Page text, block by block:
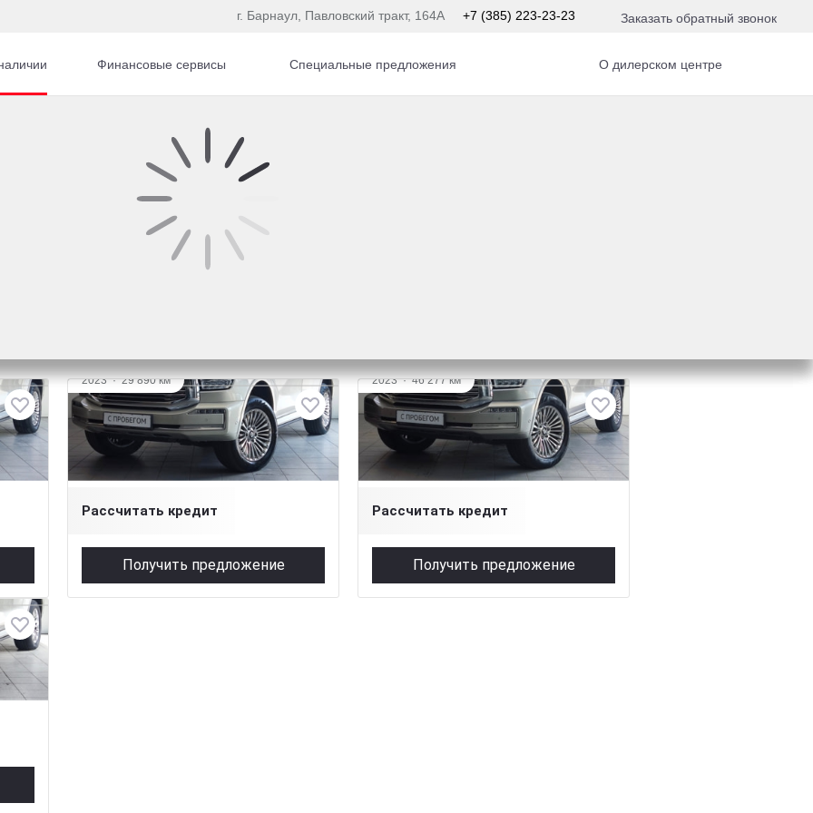
г. Барнаул, Павловский тракт, 164А +7 (385) 223-23-23 Заказать обратный звонок
Финансовые сервисы Специальные предложения О дилерском центре
2023·29 890 км
TANK 500
3 л (299 л.с.), АКПП, бензин, полный
4 500 000 ₽
Рассчитать кредит
Получить предложение
2023·46 277 км
TANK 500
3 л (299 л.с.), АКПП, бензин, полный
4 690 000 ₽
Рассчитать кредит
Получить предложение